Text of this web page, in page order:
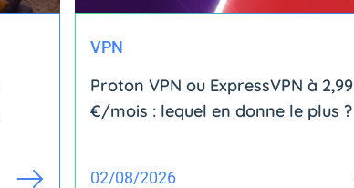
VPN
Proton VPN ou ExpressVPN à 2,99
€/mois : lequel en donne le plus ?
02/08/2026